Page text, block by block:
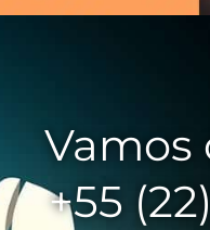
Vamos
+55